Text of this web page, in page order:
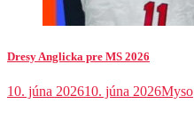
Dresy Anglicka pre MS 2026
10. júna 202610. júna 2026Myso